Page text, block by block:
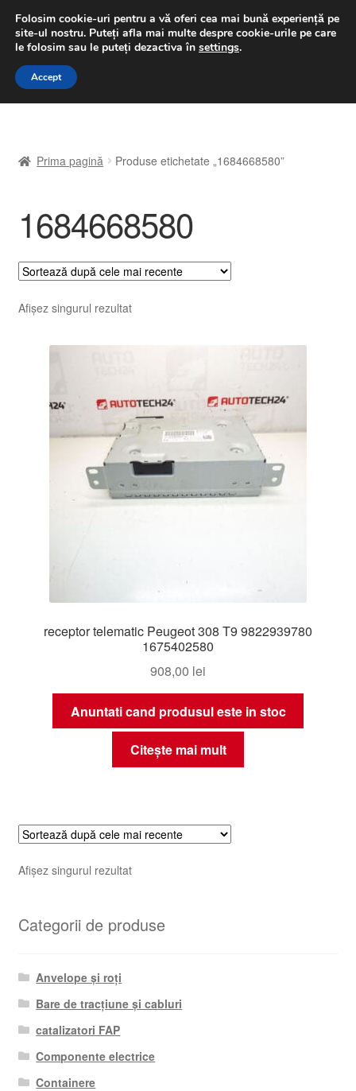
LIVRARE de la 33 lei
luni-vineri 9 a.m. - 4 p.m.031 229 6816
Sari
Sari
A lua legatura
Contul meu
Coș
Despre noi
Finalizare comandă
Livrare în toată lumea
Termeni si conditii
Prima pagină Produse etichetate „1684668580”
1684668580
Afișez singurul rezultat
receptor telematic Peugeot 308 T9 9822939780
1675402580
908,00 lei
Anuntati cand produsul este in stoc
Citește mai mult
Afișez singurul rezultat
Categorii de produse
Anvelope și roți
Bare de tracțiune și cabluri
catalizatori FAP
Componente electrice
Containere
Folosim cookie-uri pentru a vă oferi cea mai bună experiență pe
site-ul nostru. Puteți afla mai multe despre cookie-urile pe care
le folosim sau le puteți dezactiva în settings.
Accept